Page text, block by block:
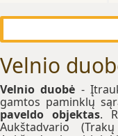
Velnio
Velnio duobė -
gamtos paminklų
paveldo objektas.
Aukštadvario